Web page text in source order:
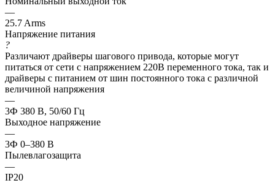
—
25.7 Arms
Напряжение питания
?
Различают драйверы шагового привода, которые могут
питаться от сети с напряжением 220В переменного тока, так и
драйверы с питанием от шин постоянного тока с различной
величиной напряжения
—
3Ф 380 В, 50/60 Гц
Выходное напряжение
—
3Ф 0–380 В
Пылевлагозащита
—
IP20